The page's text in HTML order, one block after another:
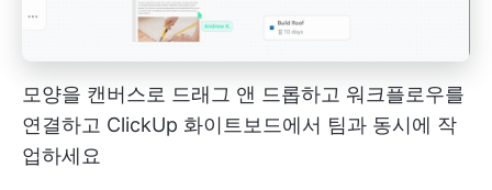
모양을 캔버스로 드래그 앤 드롭하고 워크플로우를
연결하고 ClickUp 화이트보드에서 팀과 동시에 작
업하세요